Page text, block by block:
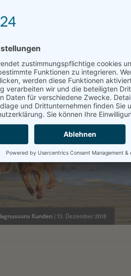
Hebbe stellt sich vor
Kunden| 13. Dezember 2018